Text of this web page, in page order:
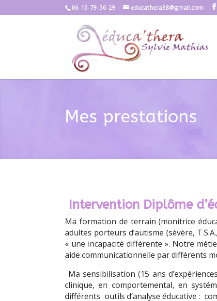
06-10-79-56-29 educathera38@gmail.com
Mes prestations
Intervention Diplôme
Ma formation de terrain (monitrice
adultes porteurs d’autisme (sévère,
« une incapacité différente ». Notre
aide communicationnelle par différents
Ma sensibilisation (15 ans
clinique, en comportemental, en
différents outils d’analyse éducative :